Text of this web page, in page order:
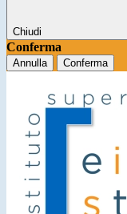
Chiudi
Conferma
Annulla Conferma